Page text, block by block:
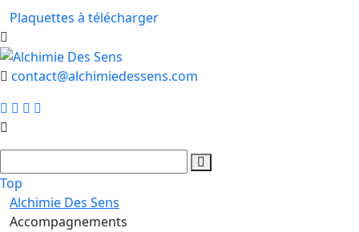
Plaquettes à télécharger
contact@alchimiedessens.com
Top
Alchimie Des Sens
Accompagnements